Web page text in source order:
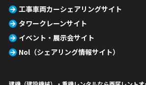
工事車両カーシェアリングサイト
タワークレーンサイト
イベント・展示会サイト
Nol（シェアリング情報サイト）